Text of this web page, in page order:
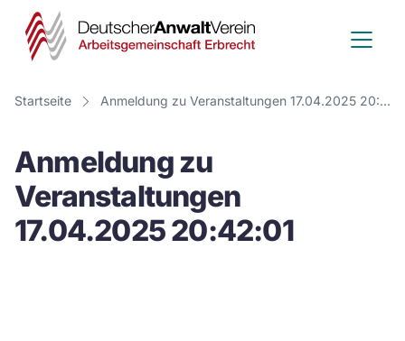
Deutscher
Anwalt
Verein
Startseite Anmeldung zu Veranstaltungen 17.04.2025 20:42:01
Anmeldung zu
Veranstaltungen
17.04.2025 20:42:01